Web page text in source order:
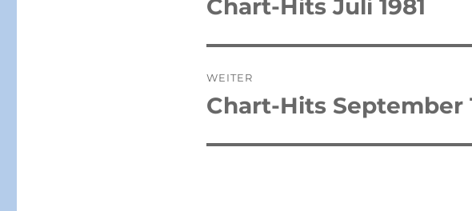
Vorheriger
Chart-Hits Juli 1981
WEITER
Nächster
Chart-Hits September